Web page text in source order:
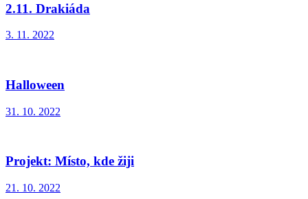
2.11. Drakiáda
3. 11. 2022
Halloween
31. 10. 2022
Projekt: Místo, kde žiji
21. 10. 2022